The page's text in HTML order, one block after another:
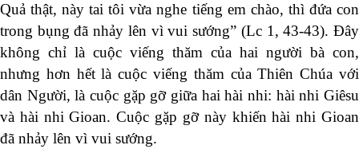
Quả thật, này tai tôi vừa nghe tiếng em chào, thì đứa con
trong bụng đã nhảy lên vì vui sướng” (Lc 1, 43-43). Đây
không chỉ là cuộc viếng thăm của hai người bà con,
nhưng hơn hết là cuộc viếng thăm của Thiên Chúa với
dân Người, là cuộc gặp gỡ giữa hai hài nhi: hài nhi Giêsu
và hài nhi Gioan. Cuộc gặp gỡ này khiến hài nhi Gioan
đã nhảy lên vì vui sướng.